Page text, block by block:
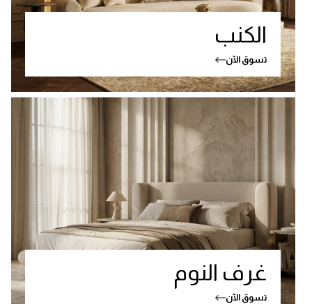
الكنب
تسوق الآن
غرف النوم
تسوق الآن